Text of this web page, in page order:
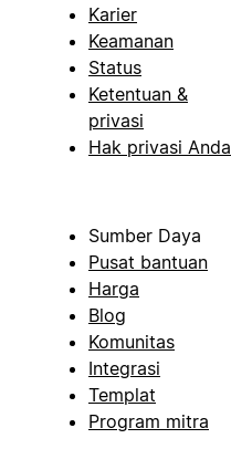
Karier
Keamanan
Status
Ketentuan &
privasi
Hak privasi Anda
Sumber Daya
Pusat bantuan
Harga
Blog
Komunitas
Integrasi
Templat
Program mitra